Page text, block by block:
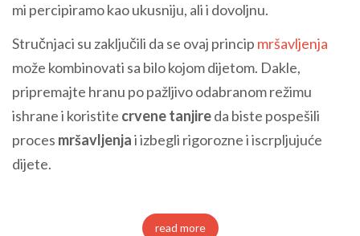
mi percipiramo kao ukusniju, ali i dovoljnu.
Stručnjaci su zaključili da se ovaj princip mršavljenja
može kombinovati sa bilo kojom dijetom. Dakle,
pripremajte hranu po pažljivo odabranom režimu
ishrane i koristite crvene tanjireda biste pospešili
proces mršavljenjai izbegli rigorozne i iscrpljujuće
dijete.
read more